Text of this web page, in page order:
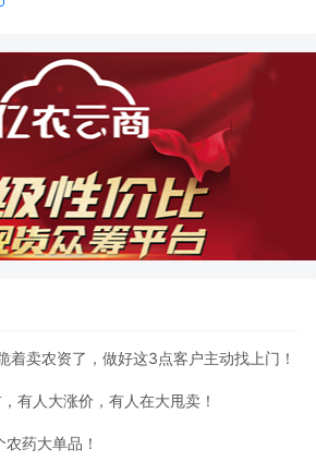
着卖农资了，做好这3点客户主动找上门！
有人大涨价，有人在大甩卖！
药大单品！